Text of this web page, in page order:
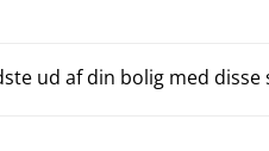
ud af din bolig med